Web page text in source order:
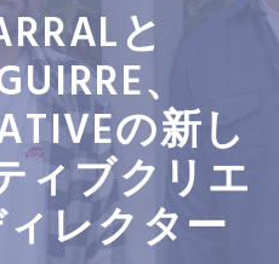
と
、
の新し
ィブクリエ
レクター